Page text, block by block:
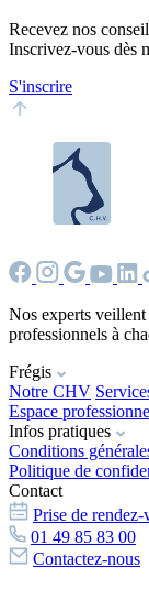
Recevez nos
Inscrivez-vous dès
S'inscrire
Nos experts veillent
professionnels à
Frégis
Notre CHV
Espace
Infos pratiques
Conditions
Politique de
Contact
Prise de rendez-
01 49 85 83 00
Contactez-nous